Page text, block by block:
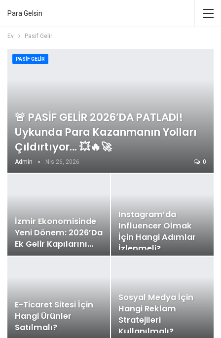
Para Gelsin
Ev Pasif Gelir
PASIF GELIR
🚨 PASİF GELİR 2026’DA PATLADI!
Uykunda Para Kazanmanın Yolları
Çıldırtıyor… 💥🔥🚀
Admin Nis 26, 2026 0
İzmir Ekonomisinde
Yeni Dönem: 2026’da
Ek Gelir Kapılarını…
Instagram’da
Influencer Olmak
İçin Hangi Adımlar
İzlenmeli?
E-Ticaret Sitesi İçin
Hangi Ürünler
Satılmalı?
Sosyal Medya İçin
Hangi Reklam
Stratejileri
Kullanılmalı?